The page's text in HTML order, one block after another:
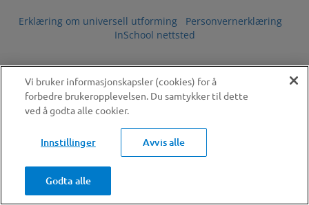
Erklæring om universell utforming
Personvernerklæring
InSchool nettsted
Vi bruker informasjonskapsler (cookies) for å
forbedre brukeropplevelsen. Du samtykker til dette
ved å godta alle cookier.
Innstillinger Avvis alle
Godta alle